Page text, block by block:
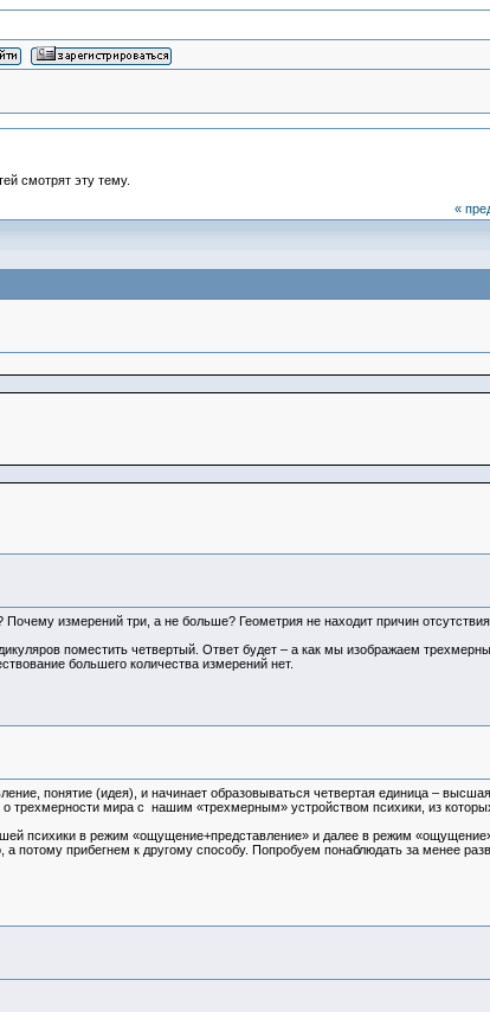
смотрят эту тему.
«
измерений три, а не больше? Геометрия не находит причин
поместить четвертый. Ответ будет – а как мы изображаем
большего количества измерений нет.
понятие (идея), и начинает образовываться четвертая единица – высшая
трехмерности мира с нашим «трехмерным» устройством психики, из
психики в режим «ощущение+представление» и далее в режим
потому прибегнем к другому способу. Попробуем понаблюдать за менее